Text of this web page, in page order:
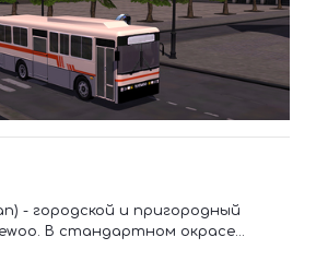
- городской и пригородный
В стандартном окрасе...